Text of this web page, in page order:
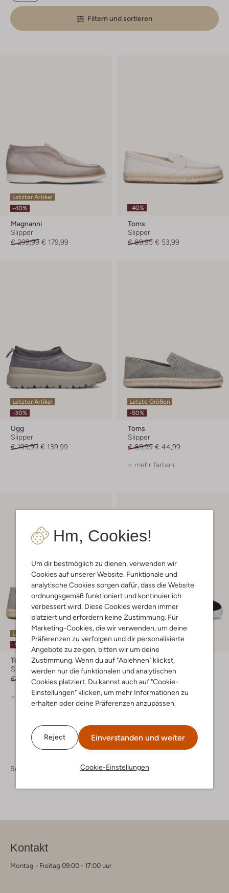
Hm, Cookies!
Um dir bestmöglich zu dienen, verwenden wir
Cookies auf unserer Website. Funktionale und
analytische Cookies sorgen dafür, dass die Website
ordnungsgemäß funktioniert und kontinuierlich
verbessert wird. Diese Cookies werden immer
platziert und erfordern keine Zustimmung. Für
Marketing-Cookies, die wir verwenden, um deine
Präferenzen zu verfolgen und dir personalisierte
Angebote zu zeigen, bitten wir um deine
Zustimmung. Wenn du auf "Ablehnen" klickst,
werden nur die funktionalen und analytischen
Cookies platziert. Du kannst auch auf "Cookie-
Einstellungen" klicken, um mehr Informationen zu
erhalten oder deine Präferenzen anzupassen.
Reject Einverstanden und weiter
Cookie-Einstellungen
Filtern und sortieren
Letzter Artikel
-40%
Magnanni
Slipper
€ 299,99 € 179,99
-40%
Toms
Slipper
€ 89,95 € 53,99
Letzter Artikel
-30%
Ugg
Slipper
€ 199,99 € 139,99
Letzte Größen
-50%
Toms
Slipper
€ 89,99 € 44,99
+ mehr farben
Letzter Artikel
-50%
Toms
Slipper
€ 79,99 € 39,99
+ mehr farben
Letzter Artikel
-30%
Magnanni
Slipper
€ 279,95 € 195,95
Schoenen Instappers Instappers Heren
Kontakt
Montag - Freitag 09:00 - 17:00 uur